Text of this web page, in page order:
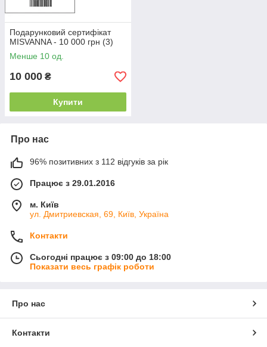
Подарунковий сертифікат
MISVANNA - 10 000 грн (3)
Менше 10 од.
10 000 ₴
Купити
Про нас
96% позитивних з 112 відгуків за рік
Працює з 29.01.2016
м. Київ
ул. Дмитриевская, 69, Київ, Україна
Контакти
Сьогодні працює з 09:00 до 18:00
Показати весь графік роботи
Про нас
Контакти